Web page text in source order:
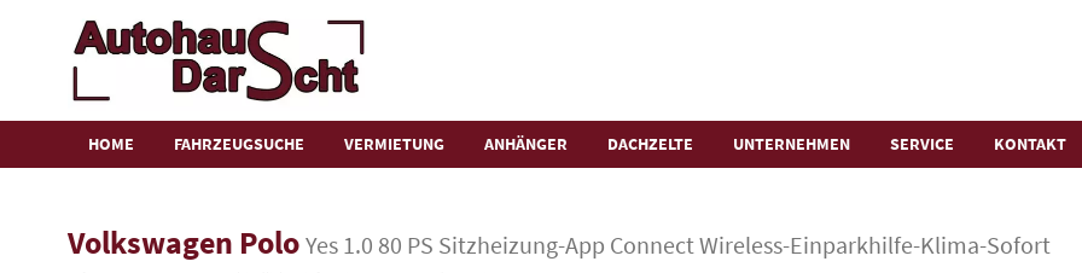
HOME FAHRZEUGSUCHE VERMIETUNG ANHÄNGER DACHZELTE UNTERNEHMEN SERVICE KONTAKT
Volkswagen Polo Yes 1.0 80 PS Sitzheizung-App Connect Wireless-Einparkhilfe-Klima-Sofort